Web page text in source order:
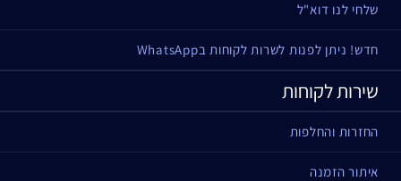
שלחי לנו דוא"ל
חדש! ניתן לפנות לשרות לקוחות בWhatsApp
שירות לקוחות
החזרות והחלפות
איתור הזמנה